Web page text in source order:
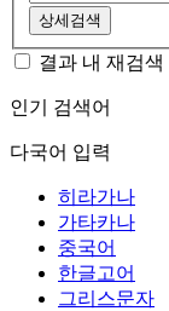
상세검색
결과 내 재검색
인기 검색어
다국어 입력
히라가나
가타카나
중국어
한글고어
그리스문자